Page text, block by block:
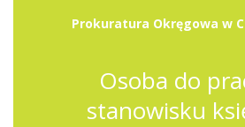
Prokuratura Okręgowa w
Osoba do
stanowisku